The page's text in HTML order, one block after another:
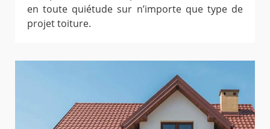
en toute quiétude sur n’importe que type de
projet toiture.